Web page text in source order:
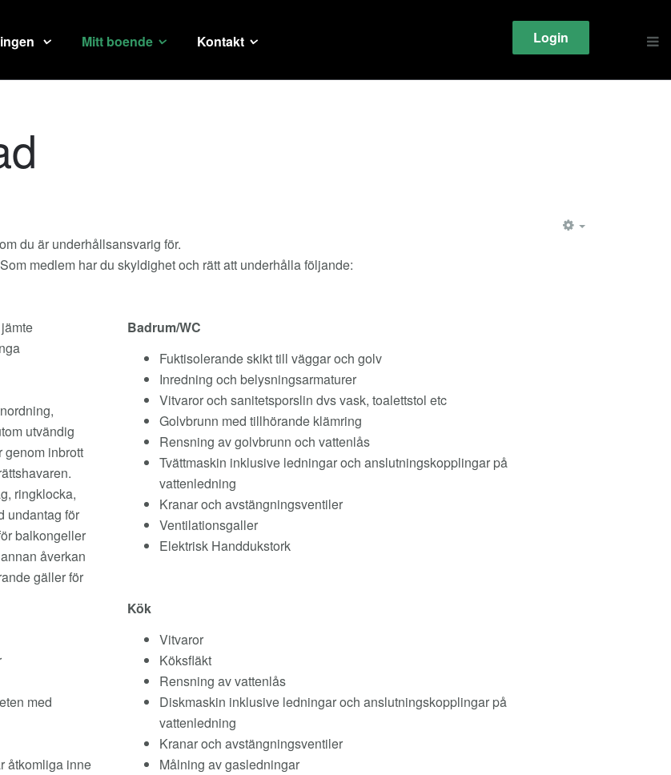
Mitt boende Kontakt Login
du är underhållsansvarig för.
medlem har du skyldighet och rätt att underhålla följande:
utvändig
genom inbrott
ringklocka,
undantag för
balkongeller
åverkan
gäller för
med
åtkomliga inne
Badrum/WC
Fuktisolerande skikt till väggar och golv
Inredning och belysningsarmaturer
Vitvaror och sanitetsporslin dvs vask, toalettstol etc
Golvbrunn med tillhörande klämring
Rensning av golvbrunn och vattenlås
Tvättmaskin inklusive ledningar och anslutningskopplingar på
vattenledning
Kranar och avstängningsventiler
Ventilationsgaller
Elektrisk Handdukstork
Kök
Vitvaror
Köksfläkt
Rensning av vattenlås
Diskmaskin inklusive ledningar och anslutningskopplingar på
vattenledning
Kranar och avstängningsventiler
Målning av gasledningar